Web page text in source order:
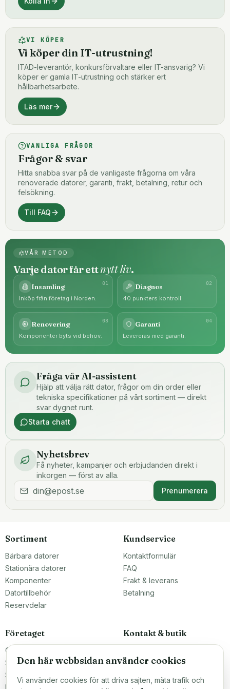
VI KÖPER
Vi köper din IT-utrustning!
ITAD-leverantör, konkursförvaltare eller IT-ansvarig? Vi
köper er gamla IT-utrustning och stärker ert
hållbarhetsarbete.
Läs mer
VANLIGA FRÅGOR
Frågor & svar
Hitta snabba svar på de vanligaste frågorna om våra
renoverade datorer, garanti, frakt, betalning, retur och
felsökning.
Till FAQ
VÅR METOD
Varje dator får ettnytt liv.
01
Insamling
Inköp från företag i Norden.
02
Diagnos
40 punkters kontroll.
03
Renovering
Komponenter byts vid behov.
04
Garanti
Levereras med garanti.
Fråga vår AI-assistent
Hjälp att välja rätt dator, frågor om din order eller
tekniska specifikationer på vårt sortiment — direkt
svar dygnet runt.
Starta chatt
Nyhetsbrev
Få nyheter, kampanjer och erbjudanden direkt i
inkorgen — först av alla.
Prenumerera
Sortiment
Bärbara datorer
Stationära datorer
Komponenter
Datortillbehör
Reservdelar
Kundservice
Kontaktformulär
FAQ
Frakt & leverans
Betalning
Företaget
Om oss
Större inköp?
Sälj till oss
Köpvillkor
Kontakt & butik
Malmö, Sverige
Den här webbsidan använder cookies
Vi använder cookies för att driva sajten, mäta trafik och